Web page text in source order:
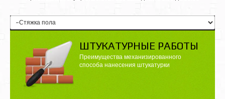
ШТУКАТУРНЫЕ РАБОТЫ
Преимущества механизированного
способа нанесения штукатурки